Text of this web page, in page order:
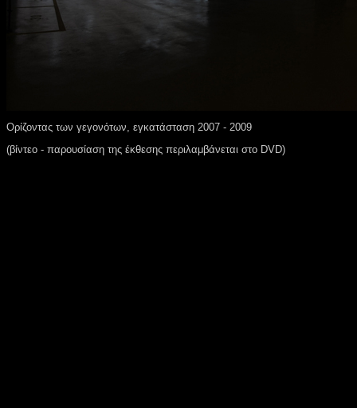
Ορίζοντας των γεγονότων, εγκατάσταση 2007 - 2009
(βίντεο - παρουσίαση της έκθεσης περιλαμβάνεται στο DVD)